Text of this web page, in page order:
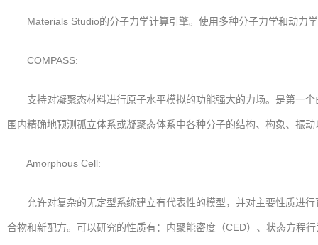
Materials Studio的分子力学计算引擎。使用多种分子力学和动力学
COMPASS:
支持对凝聚态材料进行原子水平模拟的功能强大的力场。是第一个
围内精确地预测孤立体系或凝聚态体系中各种分子的结构、构象、振
Amorphous Cell:
允许对复杂的无定型系统建立有代表性的模型，并对主要性质进行
合物和新配方。可以研究的性质有：内聚能密度（CED）、状态方程